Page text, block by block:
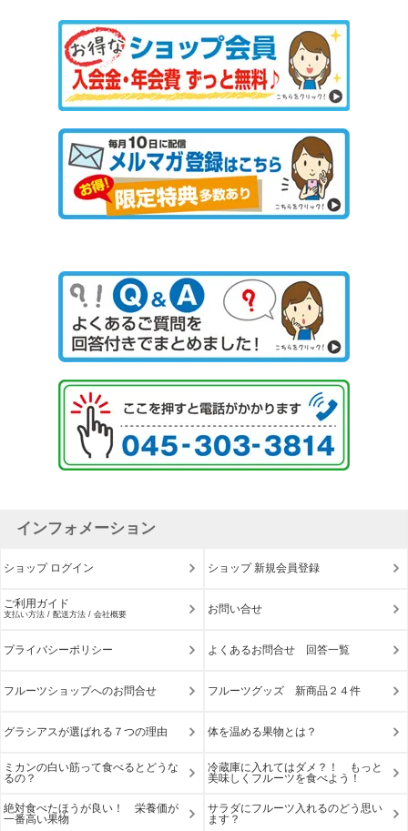
インフォメーション
ショップ ログイン ショップ 新規会員登録
ご利用ガイド
支払い方法 / 配送方法 / 会社概要 お問い合せ
プライバシーポリシー よくあるお問合せ 回答一覧
フルーツショップへのお問合せ フルーツグッズ 新商品２４件
グラシアスが選ばれる７つの理由 体を温める果物とは？
ミカンの白い筋って食べるとどうな
るの？
冷蔵庫に入れてはダメ？！ もっと
美味しくフルーツを食べよう！
絶対食べたほうが良い！ 栄養価が
一番高い果物
サラダにフルーツ入れるのどう思い
ます？